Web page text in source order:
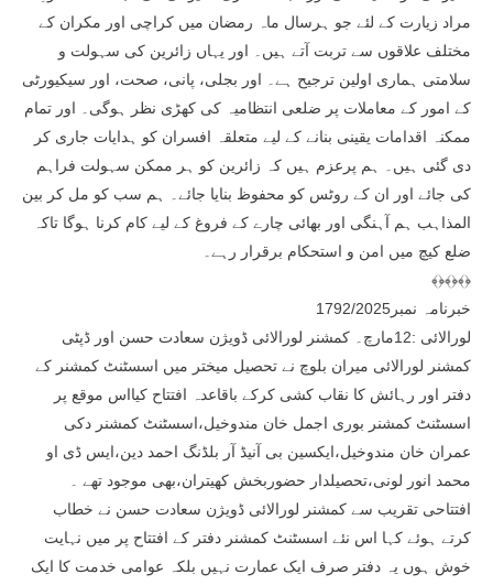
مراد زیارت کے لئے جو ہرسال ماہ رمضان میں کراچی اور مکران کے
مختلف علاقوں سے تربت آتے ہیں۔ اور یہاں زائرین کی سہولت و
سلامتی ہماری اولین ترجیح ہے۔ اور بجلی، پانی، صحت، اور سیکیورٹی
کے امور کے معاملات پر ضلعی انتظامیہ کی کھڑی نظر ہوگی۔ اور تمام
ممکنہ اقدامات یقینی بنانے کے لیے متعلقہ افسران کو ہدایات جاری کر
دی گئی ہیں۔ ہم پرعزم ہیں کہ زائرین کو ہر ممکن سہولت فراہم
کی جائے اور ان کے روٹس کو محفوظ بنایا جائے۔ ہم سب کو مل کر بین
المذاہب ہم آہنگی اور بھائی چارے کے فروغ کے لیے کام کرنا ہوگا تاکہ
ضلع کیچ میں امن و استحکام برقرار رہے۔
﴾﴿﴾﴿﴾﴿
خبرنامہ نمبر1792/2025
لورالائی :12مارچ۔ کمشنر لورالائی ڈویژن سعادت حسن اور ڈپٹی
کمشنر لورالائی میران بلوچ نے تحصیل میختر میں اسسٹنٹ کمشنر کے
دفتر اور رہائش کا نقاب کشی کرکے باقاعدہ افتتاح کیااس موقع پر
اسسٹنٹ کمشنر بوری اجمل خان مندوخیل،اسسٹنٹ کمشنر دکی
عمران خان مندوخیل،ایکسین بی آنیڈ آر بلڈنگ احمد دین،ایس ڈی او
محمد انور لونی،تحصیلدار حضوربخش کھیتران،بھی موجود تھے ۔
افتتاحی تقریب سے کمشنر لورالائی ڈویژن سعادت حسن نے خطاب
کرتے ہوئے کہا اس نئے اسسٹنٹ کمشنر دفتر کے افتتاح پر میں نہایت
خوش ہوں یہ دفتر صرف ایک عمارت نہیں بلکہ عوامی خدمت کا ایک